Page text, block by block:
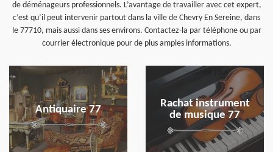
de déménageurs professionnels. L’avantage de travailler avec cet expert,
c’est qu’il peut intervenir partout dans la ville de Chevry En Sereine, dans
le 77710, mais aussi dans ses environs. Contactez-la par téléphone ou par
courrier électronique pour de plus amples informations.
Antiquaire 77
en savoir plus
Rachat instrument
de musique 77
en savoir plus